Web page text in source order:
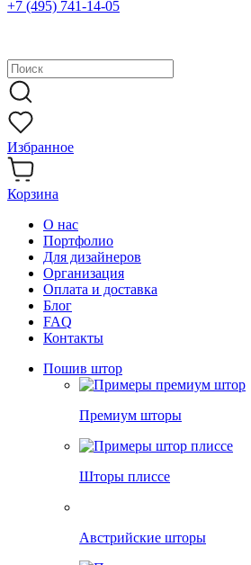
+7 (495) 741-14-05
Избранное
Корзина
О нас
Портфолио
Для дизайнеров
Организация
Оплата и доставка
Блог
FAQ
Контакты
Пошив штор
Премиум шторы
Шторы плиссе
Австрийские шторы